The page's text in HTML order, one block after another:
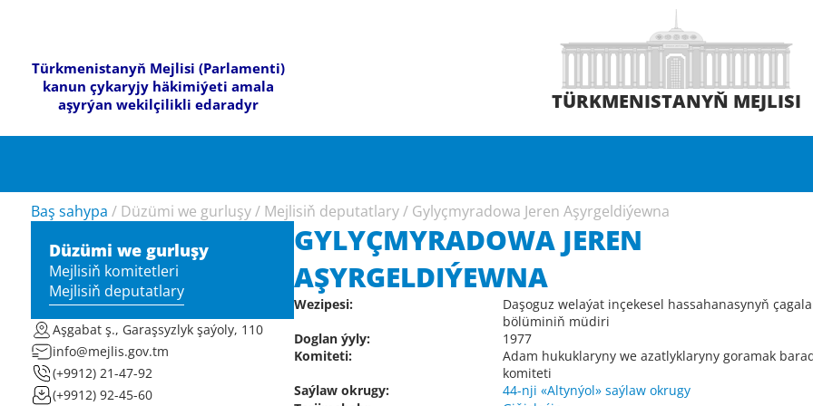
Türkmenistanyň Mejlisi (Parlamenti)
kanun çykaryjy häkimiýeti amala
aşyrýan wekilçilikli edaradyr
TÜRKMENISTANYŇ MEJLISI
Baş sahypa / Düzümi we gurluşy / Mejlisiň deputatlary / Gylyçmyradowa Jeren Aşyrgeldiýewna
Düzümi we gurluşy
Mejlisiň komitetleri
Mejlisiň deputatlary
Aşgabat ş., Garaşsyzlyk şaýoly, 110
info@mejlis.gov.tm
(+9912) 21-47-92
(+9912) 92-45-60
GYLYÇMYRADOWA JEREN
AŞYRGELDIÝEWNA
Wezipesi:
Daşoguz welaýat inçekesel hassahanasynyň
bölüminiň müdiri
Doglan ýyly:
1977
Komiteti:
Adam hukuklaryny we azatlyklaryny goramak
komiteti
Saýlaw okrugy:
44-nji «Altynýol» saýlaw okrugy